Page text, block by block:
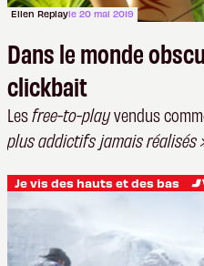
Ellen Replayle 20 mai 2019
Dans le monde
clickbait
Lesfree-to-playvendus
plus addictifs jamais réalisés
Je vis des hauts et des bas